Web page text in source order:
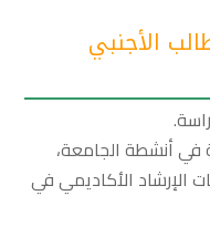
الأجنبي
في أنشطة الجامعة،
الإرشاد الأكاديمي في